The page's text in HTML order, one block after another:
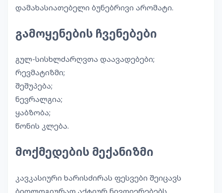
დამახასიათებელი ბუნებრივი არომატი.
გამოყენების ჩვენებები
გულ-სისხლძარღვთა დაავადებები;
რევმატიზმი;
შეშუპება;
ნევრალგია;
ყაბზობა;
წონის კლება.
მოქმედების მექანიზმი
კავკასიური ხარისძირას ფესვები შეიცავს
ბიოლოგიურად აქტიურ ნივთიერებებს,